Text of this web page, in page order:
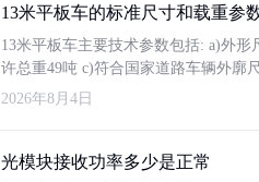
13米平板车的标准尺寸和载重参
13米平板车主要技术参数包括: a)外形
许总重49吨 c)符合国家道路车辆外廓
2026年8月4日
光模块接收功率多少是正常